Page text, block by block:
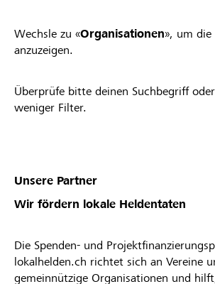
Wechsle zu «Organisationen», um die
anzuzeigen.
Überprüfe bitte deinen Suchbegriff
weniger Filter.
Unsere Partner
Wir fördern lokale Heldentaten
Die Spenden- und
lokalhelden.ch richtet sich an Vereine
gemeinnützige Organisationen und